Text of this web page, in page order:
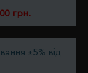
грн.
±5% від